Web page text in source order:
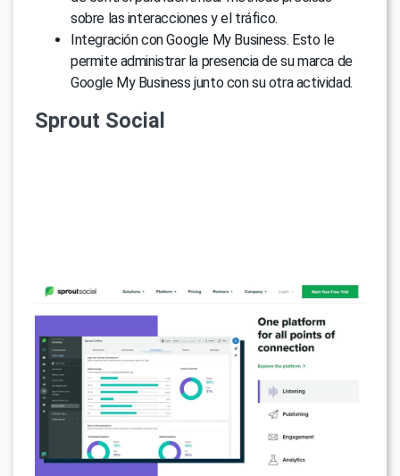
sobre las interacciones y el tráfico.
Integración con Google My Business. Esto le
permite administrar la presencia de su marca de
Google My Business junto con su otra actividad.
Sprout Social